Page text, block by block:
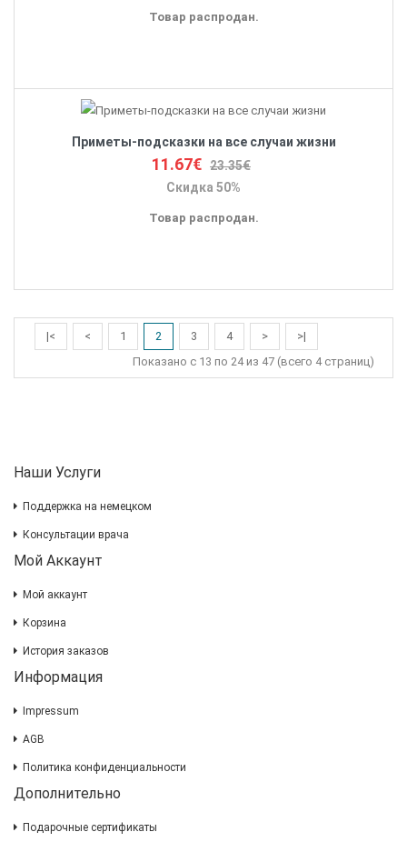
Товар распродан.
Приметы-подсказки на все случаи жизни
11.67€ 23.35€
Скидка 50%
Товар распродан.
|< < 1 2 3 4 >
>|
Показано с 13 по 24 из 47 (всего 4 страниц)
Наши Услуги
Поддержка на немецком
Консультации врача
Мой Аккаунт
Мой аккаунт
Корзина
История заказов
Информация
Impressum
AGB
Политика конфиденциальности
Дополнительно
Подарочные сертификаты